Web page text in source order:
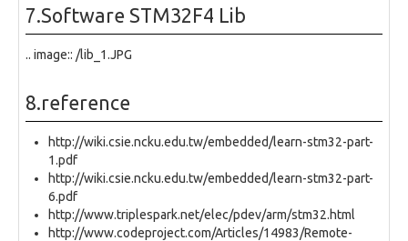
7.Software STM32F4 Lib
.. image:: /lib_1.JPG
8.reference
http://wiki.csie.ncku.edu.tw/embedded/learn-stm32-part-
1.pdf
http://wiki.csie.ncku.edu.tw/embedded/learn-stm32-part-
6.pdf
http://www.triplespark.net/elec/pdev/arm/stm32.html
http://www.codeproject.com/Articles/14983/Remote-